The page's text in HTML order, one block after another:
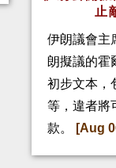
止
伊朗議會主
朗擬議的霍
初步文本，
等，違者將
款。
[Aug